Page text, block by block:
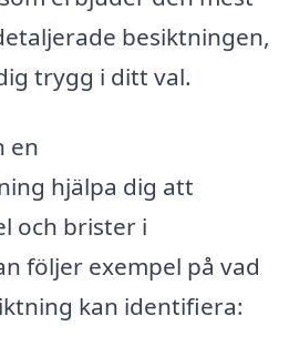
besiktningen,
trygg i ditt val.
en
hjälpa dig att
och brister i
följer exempel på vad
kan identifiera: